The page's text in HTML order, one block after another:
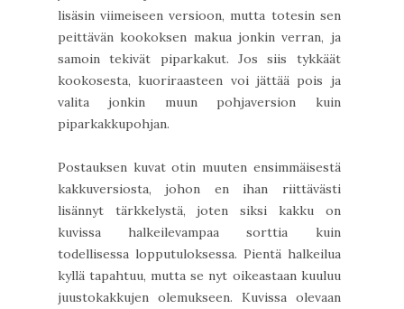
lisäsin viimeiseen versioon, mutta totesin sen
peittävän kookoksen makua jonkin verran, ja
samoin tekivät piparkakut. Jos siis tykkäät
kookosesta, kuoriraasteen voi jättää pois ja
valita jonkin muun pohjaversion kuin
piparkakkupohjan.
Postauksen kuvat otin muuten ensimmäisestä
kakkuversiosta, johon en ihan riittävästi
lisännyt tärkkelystä, joten siksi kakku on
kuvissa halkeilevampaa sorttia kuin
todellisessa lopputuloksessa. Pientä halkeilua
kyllä tapahtuu, mutta se nyt oikeastaan kuuluu
juustokakkujen olemukseen. Kuvissa olevaan